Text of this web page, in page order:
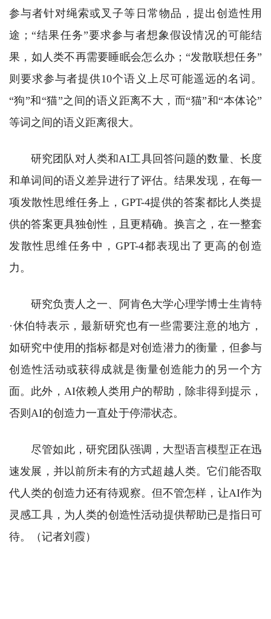
参与者针对绳索或叉子等日常物品，提出创造性用
途；“结果任务”要求参与者想象假设情况的可能结
果，如人类不再需要睡眠会怎么办；“发散联想任务”
则要求参与者提供10个语义上尽可能遥远的名词。
“狗”和“猫”之间的语义距离不大，而“猫”和“本体论”
等词之间的语义距离很大。
研究团队对人类和AI工具回答问题的数量、长度
和单词间的语义差异进行了评估。结果发现，在每一
项发散性思维任务上，GPT-4提供的答案都比人类提
供的答案更具独创性，且更精确。换言之，在一整套
发散性思维任务中，GPT-4都表现出了更高的创造
力。
研究负责人之一、阿肯色大学心理学博士生肯特
·休伯特表示，最新研究也有一些需要注意的地方，
如研究中使用的指标都是对创造潜力的衡量，但参与
创造性活动或获得成就是衡量创造能力的另一个方
面。此外，AI依赖人类用户的帮助，除非得到提示，
否则AI的创造力一直处于停滞状态。
尽管如此，研究团队强调，大型语言模型正在迅
速发展，并以前所未有的方式超越人类。它们能否取
代人类的创造力还有待观察。但不管怎样，让AI作为
灵感工具，为人类的创造性活动提供帮助已是指日可
待。（记者刘霞）